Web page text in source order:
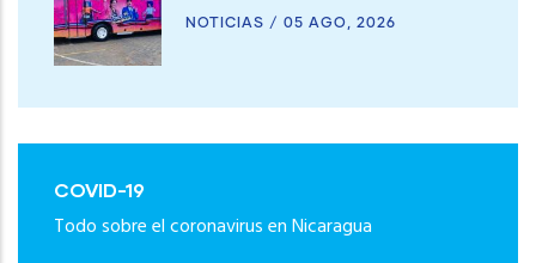
NOTICIAS / 05 AGO, 2026
COVID-19
Todo sobre el coronavirus en Nicaragua